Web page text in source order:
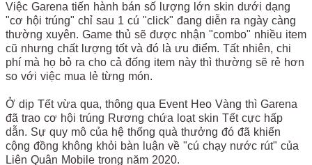
Việc Garena tiến hành bán số lượng lớn skin dưới dạng
"cơ hội trúng" chỉ sau 1 cú "click" đang diễn ra ngày càng
thường xuyên. Game thủ sẽ được nhận "combo" nhiều item
cũ nhưng chất lượng tốt và đó là ưu điểm. Tất nhiên, chi
phí mà họ bỏ ra cho cả đống item này thì thường sẽ rẻ hơn
so với việc mua lẻ từng món.
Ở dịp Tết vừa qua, thông qua Event Heo Vàng thì Garena
đã trao cơ hội trúng Rương chứa loạt skin Tết cực hấp
dẫn. Sự quy mô của hệ thống quà thưởng đó đã khiến
cộng đồng không khỏi bàn luận về "cú chạy nước rút" của
Liên Quân Mobile trong năm 2020.